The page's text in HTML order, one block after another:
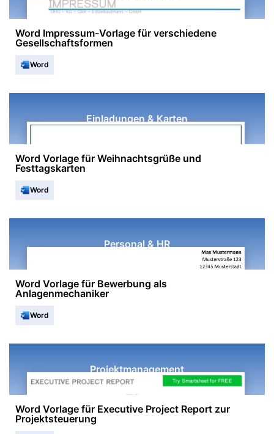
Word Impressum-Vorlage für verschiedene
Gesellschaftsformen
Word
Einladungen & Karten
Word Vorlage für Weihnachtsgrüße und
Festtagskarten
Word
Personal & HR
Word Vorlage für Bewerbung als
Anlagenmechaniker
Word
Projektmanagement
Word Vorlage für Executive Project Report zur
Projektsteuerung